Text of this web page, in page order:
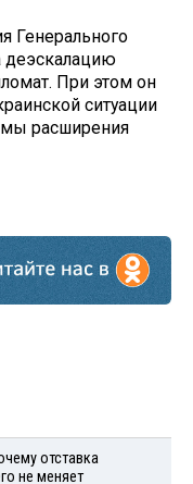
Генерального
деэскалацию
При этом он
ситуации
расширения
отставка
не меняет